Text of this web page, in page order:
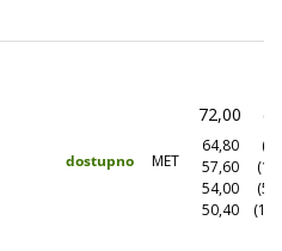
dostupno MET
72,00
64,80
57,60
54,00
50,40